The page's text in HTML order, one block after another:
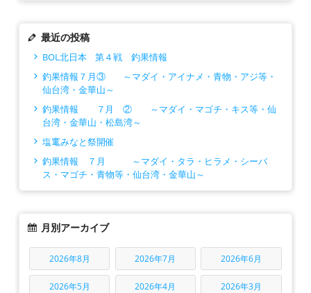
最近の投稿
BOL北日本 第４戦 釣果情報
釣果情報７月③ ～マダイ・アイナメ・青物・アジ等・
仙台湾・金華山～
釣果情報 ７月 ② ～マダイ・マゴチ・キス等・仙
台湾・金華山・松島湾～
塩竃みなと祭開催
釣果情報 ７月 ～マダイ・タラ・ヒラメ・シーバ
ス・マゴチ・青物等・仙台湾・金華山～
月別アーカイブ
2026年8月 2026年7月 2026年6月
2026年5月 2026年4月 2026年3月